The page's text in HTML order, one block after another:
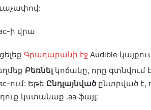
ի վրա
Գրադարանի էջ Audible
Բեռնել կոճակը, որը գտնվում
ում: Եթե Ընդլայնված ընտրված է,
դուք կստանաք .aa ֆայլ: